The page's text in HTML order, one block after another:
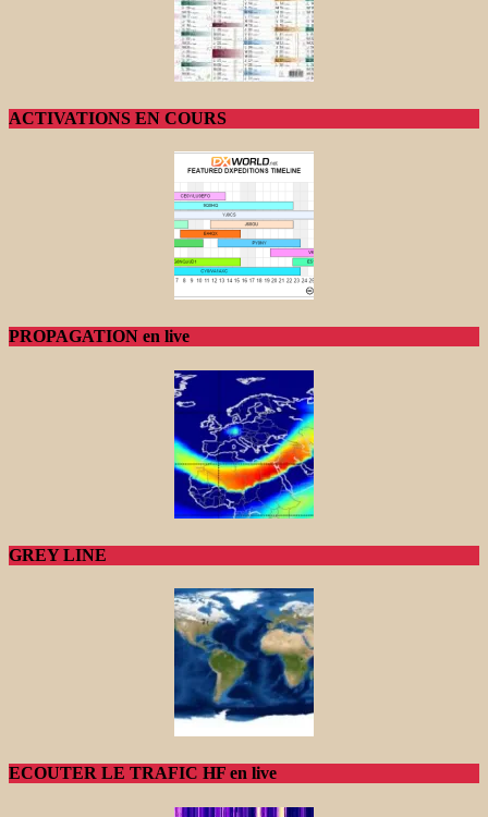
ACTIVATIONS EN COURS
PROPAGATION en live
GREY LINE
ECOUTER LE TRAFIC HF en live